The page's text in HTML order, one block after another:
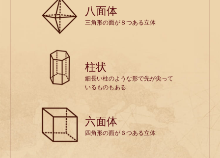
八面体
三角形の面が８つある立体
柱状
細長い柱のような形で先が尖って
いるものもある
六面体
四角形の面が６つある立体